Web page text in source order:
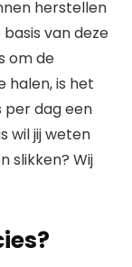
herstellen
van deze
om de
halen, is het
per dag een
wil jij weten
slikken? Wij